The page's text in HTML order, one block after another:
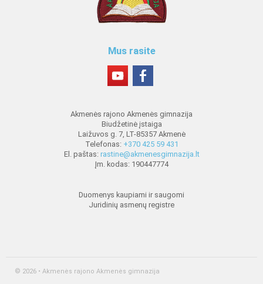
Mus rasite
Akmenės rajono Akmenės gimnazija
Biudžetinė įstaiga
Laižuvos g. 7, LT-85357 Akmenė
Telefonas: +370 425 59 431
El. paštas: rastine@akmenesgimnazija.lt
Įm. kodas: 190447774
Duomenys kaupiami ir saugomi
Juridinių asmenų registre
© 2026 • Akmenės rajono Akmenės gimnazija